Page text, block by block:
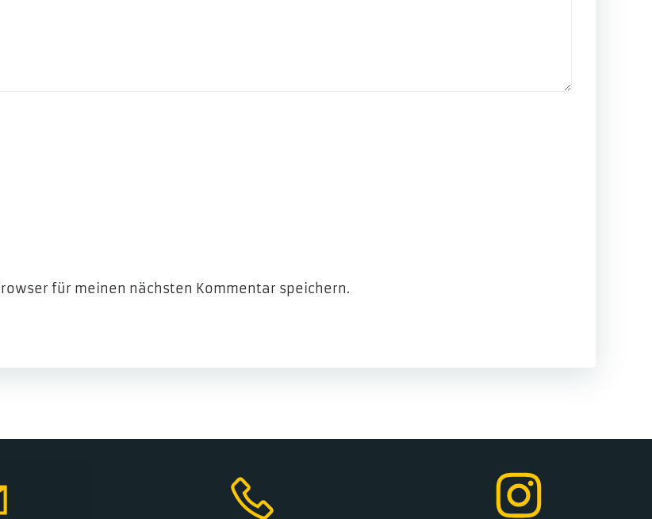
für meinen nächsten Kommentar speichern.